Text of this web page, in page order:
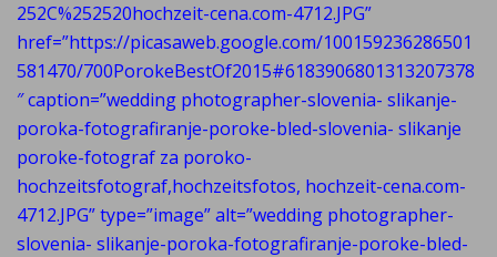
252C%252520hochzeit-cena.com-4712.JPG”
href=”https://picasaweb.google.com/100159236286501
581470/700PorokeBestOf2015#6183906801313207378
″ caption=”wedding photographer-slovenia- slikanje-
poroka-fotografiranje-poroke-bled-slovenia- slikanje
poroke-fotograf za poroko-
hochzeitsfotograf,hochzeitsfotos, hochzeit-cena.com-
4712.JPG” type=”image” alt=”wedding photographer-
slovenia- slikanje-poroka-fotografiranje-poroke-bled-